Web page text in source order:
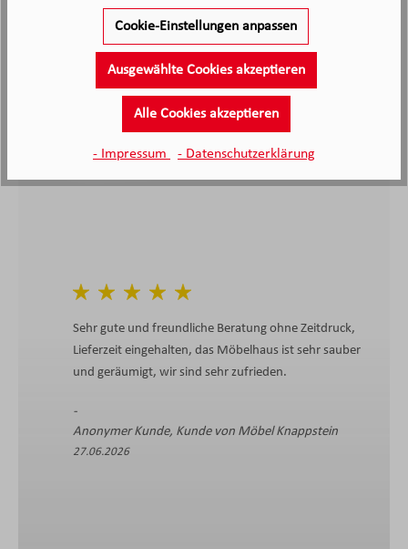
Stand: 09.08.26
/5.0
2.138
Kunden haben unseren Service
bewertet
4.4
Durchschnittliche Bewertung
Sehr gute und freundliche Beratung ohne Zeitdruck,
Lieferzeit eingehalten, das Möbelhaus ist sehr sauber
und geräumigt, wir sind sehr zufrieden.
Anonymer Kunde, Kunde von Möbel Knappstein
27.06.2026
Cookie-Einstellungen anpassen
Ausgewählte Cookies akzeptieren
Alle Cookies akzeptieren
- Impressum - Datenschutzerklärung